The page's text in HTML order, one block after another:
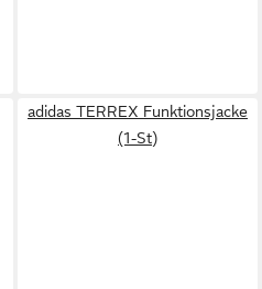
adidas TERREX Funktionsjacke
(1-St)